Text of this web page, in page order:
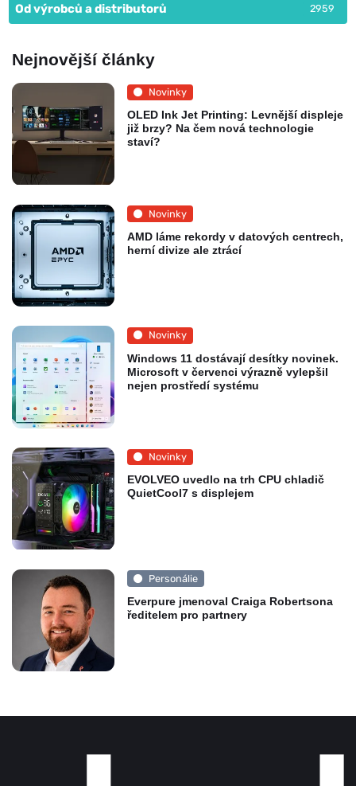
Od výrobců a distributorů 2959
Nejnovější články
Novinky
OLED Ink Jet Printing: Levnější displeje
již brzy? Na čem nová technologie
staví?
Novinky
AMD láme rekordy v datových centrech,
herní divize ale ztrácí
Novinky
Windows 11 dostávají desítky novinek.
Microsoft v červenci výrazně vylepšil
nejen prostředí systému
Novinky
EVOLVEO uvedlo na trh CPU chladič
QuietCool7 s displejem
Personálie
Everpure jmenoval Craiga Robertsona
ředitelem pro partnery